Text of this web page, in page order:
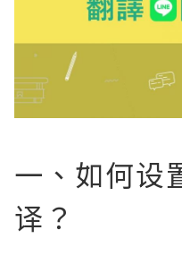
一、如何设
译？